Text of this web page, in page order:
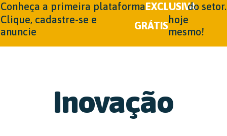
Conheça a primeira plataformaEXCLUSIVAdo setor.
Clique, cadastre-se e
anuncie
GRÁTIS
hoje
mesmo!
Inovação